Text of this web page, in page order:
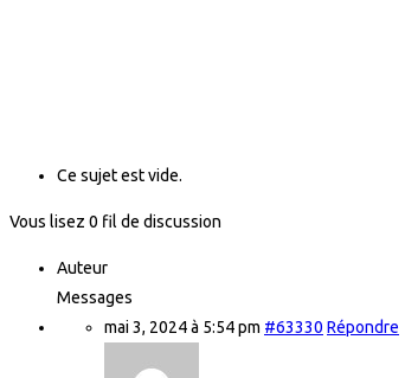
Ce sujet est vide.
Vous lisez 0 fil de discussion
Auteur
Messages
mai 3, 2024 à 5:54 pm #63330 Répondre